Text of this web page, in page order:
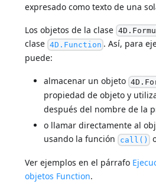
expresado como texto de una
Los objetos de la clase
clase 4D.Function . Así, para
puede:
almacenar un objeto
propiedad de objeto y
después del nombre de la
o llamar directamente al
usando la función call()
Ver ejemplos en el párrafo
objetos Function.